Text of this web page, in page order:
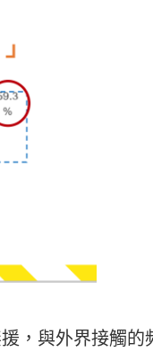
，與外界接觸的